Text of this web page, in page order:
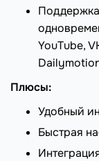
YouTube,
Плюсы:
Удобный
Быстрая